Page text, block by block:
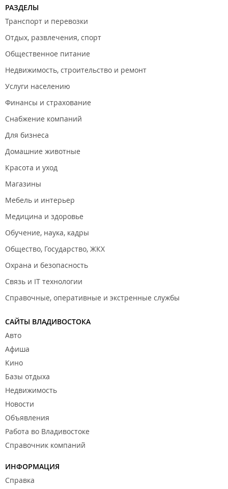
РАЗДЕЛЫ
Транспорт и перевозки
Отдых, развлечения, спорт
Общественное питание
Недвижимость, строительство и ремонт
Услуги населению
Финансы и страхование
Снабжение компаний
Для бизнеса
Домашние животные
Красота и уход
Магазины
Мебель и интерьер
Медицина и здоровье
Обучение, наука, кадры
Общество, Государство, ЖКХ
Охрана и безопасность
Связь и IT технологии
Справочные, оперативные и экстренные службы
САЙТЫ ВЛАДИВОСТОКА
Авто
Афиша
Кино
Базы отдыха
Недвижимость
Новости
Объявления
Работа во Владивостоке
Справочник компаний
ИНФОРМАЦИЯ
Справка